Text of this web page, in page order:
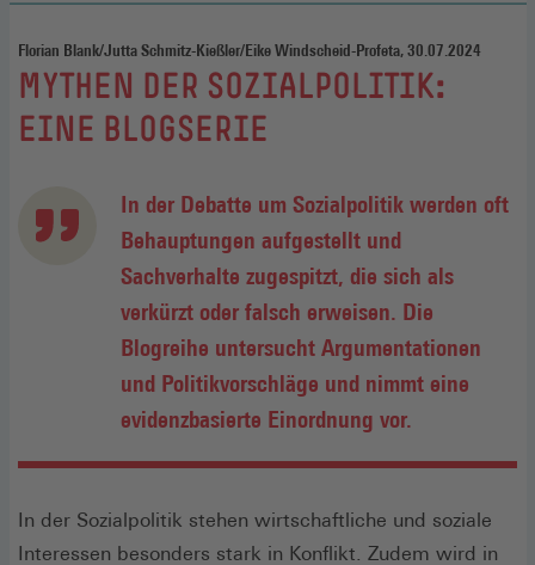
Florian Blank/Jutta Schmitz-Kießler/Eike Windscheid-Profeta, 30.07.2024
:
MYTHEN DER SOZIALPOLITIK:
EINE BLOGSERIE
In der Debatte um Sozialpolitik werden oft
Behauptungen aufgestellt und
Sachverhalte zugespitzt, die sich als
verkürzt oder falsch erweisen. Die
Blogreihe untersucht Argumentationen
und Politikvorschläge und nimmt eine
evidenzbasierte Einordnung vor.
In der Sozialpolitik stehen wirtschaftliche und soziale
Interessen besonders stark in Konflikt. Zudem wird in